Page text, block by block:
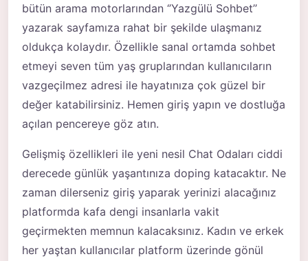
bütün arama motorlarından ‘’Yazgülü Sohbet’’
yazarak sayfamıza rahat bir şekilde ulaşmanız
oldukça kolaydır. Özellikle sanal ortamda sohbet
etmeyi seven tüm yaş gruplarından kullanıcıların
vazgeçilmez adresi ile hayatınıza çok güzel bir
değer katabilirsiniz. Hemen giriş yapın ve dostluğa
açılan pencereye göz atın.
Gelişmiş özellikleri ile yeni nesil Chat Odaları ciddi
derecede günlük yaşantınıza doping katacaktır. Ne
zaman dilerseniz giriş yaparak yerinizi alacağınız
platformda kafa dengi insanlarla vakit
geçirmekten memnun kalacaksınız. Kadın ve erkek
her yaştan kullanıcılar platform üzerinde gönül